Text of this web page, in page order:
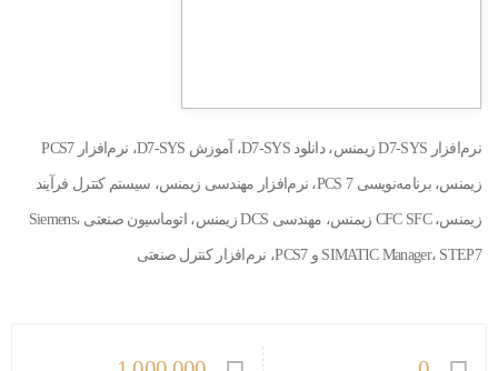
نرم‌افزار D7-SYS زیمنس، دانلود D7-SYS، آموزش D7-SYS، نرم‌افزار PCS7
زیمنس، برنامه‌نویسی PCS 7، نرم‌افزار مهندسی زیمنس، سیستم کنترل فرآیند
زیمنس، CFC SFC زیمنس، مهندسی DCS زیمنس، اتوماسیون صنعتی Siemens،
SIMATIC Manager، STEP7 و PCS7، نرم‌افزار کنترل صنعتی